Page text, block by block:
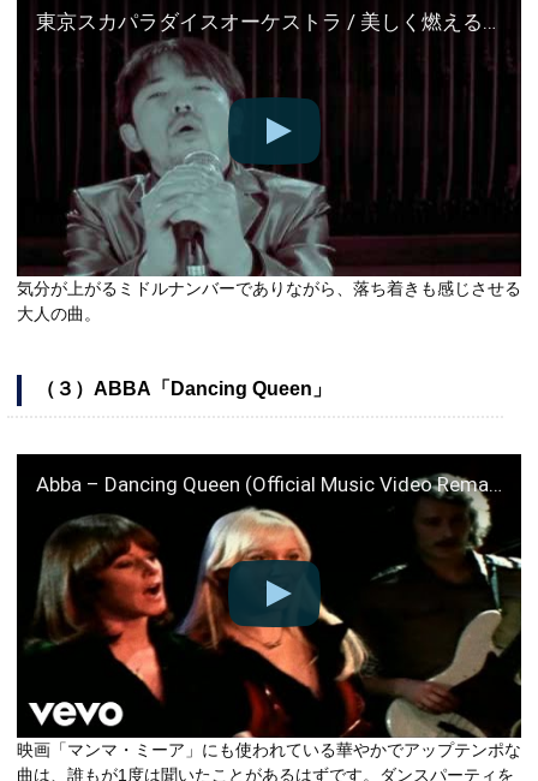
東京スカパラダイスオーケストラ / 美しく燃える森
気分が上がるミドルナンバーでありながら、落ち着きも感じさせる
大人の曲。
（３）ABBA「Dancing Queen」
Abba – Dancing Queen (Official Music Video Remastered)
映画「マンマ・ミーア」にも使われている華やかでアップテンポな
曲は、誰もが1度は聞いたことがあるはずです。ダンスパーティを